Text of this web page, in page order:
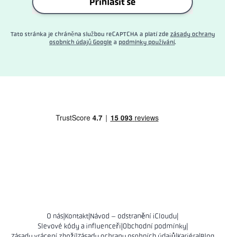
Tato stránka je chráněna službou reCAPTCHA a platí zde zásady ochrany
osobních údajů Google a podmínky používání.
O nás|Kontakt|Návod – odstranění iCloudu|
Slevové kódy a influenceři|Obchodní podmínky|